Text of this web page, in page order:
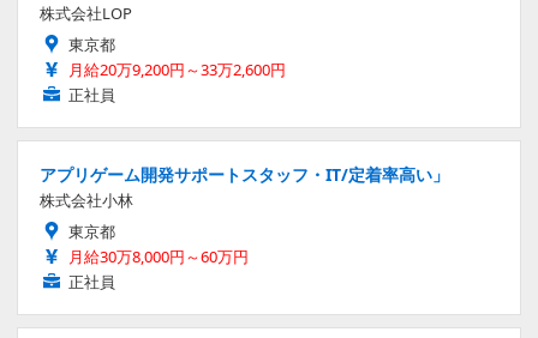
株式会社LOP
東京都
月給20万9,200円～33万2,600円
正社員
アプリゲーム開発サポートスタッフ・IT/定着率高い」
株式会社小林
東京都
月給30万8,000円～60万円
正社員